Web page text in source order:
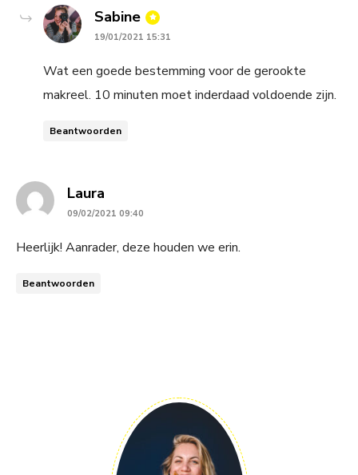
Sabine says:
19/01/2021 15:31
Wat een goede bestemming voor de gerookte
makreel. 10 minuten moet inderdaad voldoende zijn.
Beantwoorden
Laura
09/02/2021 09:40
Heerlijk! Aanrader, deze houden we erin.
Beantwoorden